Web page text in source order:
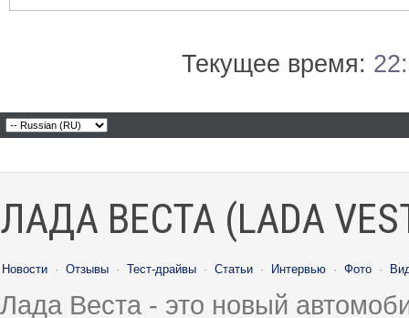
Текущее время:
ЛАДА ВЕСТА (LADA
Новости · Отзывы · Тест-драйвы · Статьи · Интервью · Фото ·
Лада Веста - это новый